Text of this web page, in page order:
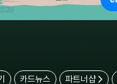
카드뉴스 파트너샵